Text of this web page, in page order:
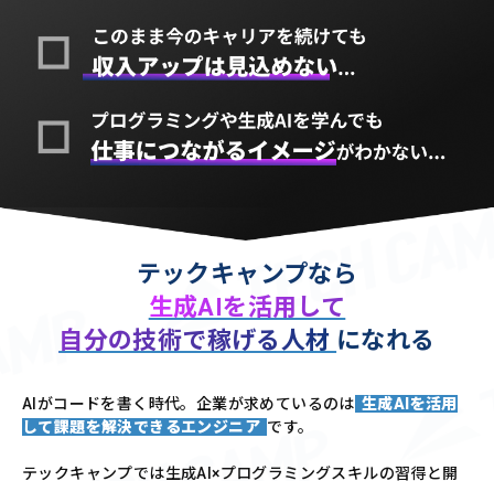
テックキャンプなら
生成AIを活用して
自分の技術で稼げる人材 になれる
AIがコードを書く時代。企業が求めているのは 生成AIを活用
して課題を解決できるエンジニア です。
テックキャンプでは生成AI×プログラミングスキルの習得と開